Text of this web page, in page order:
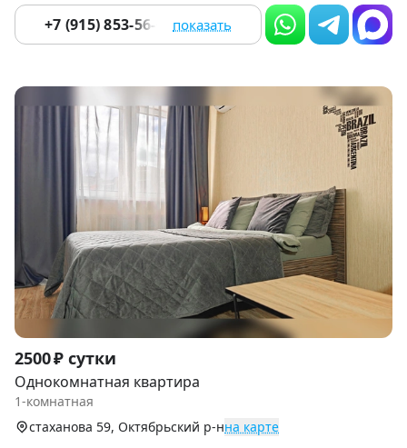
+7 (915) 853-56-65 показать
Item
1
of
2500 ₽ сутки
Однокомнатная квартира
1-комнатная
стаханова 59, Октябрьский р-нна карте